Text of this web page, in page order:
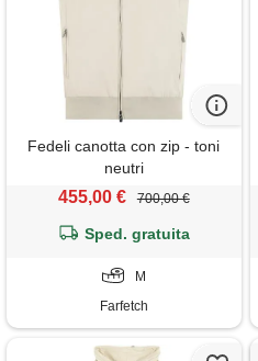
Fedeli canotta con zip - toni
neutri
455,00 € 700,00 €
Sped. gratuita
M
Farfetch